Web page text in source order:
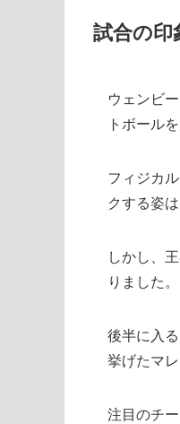
試合の印
ウェンビ
トボール
フィジカ
クする姿
しかし、
りました。
後半に入
挙げたマ
注目のチ